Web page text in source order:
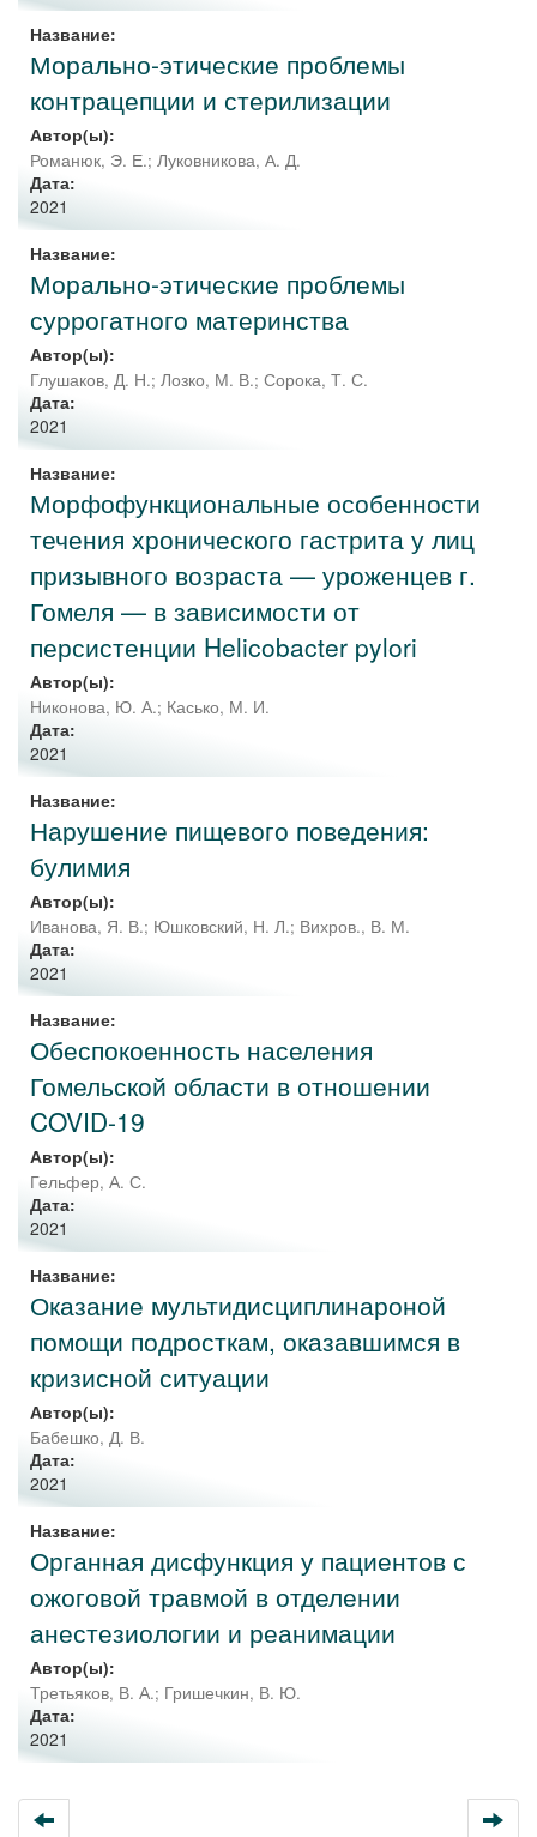
Название:
Морально-этические проблемы
контрацепции и стерилизации
Автор(ы):
Романюк, Э. Е.; Луковникова, А. Д.
Дата:
2021
Название:
Морально-этические проблемы
суррогатного материнства
Автор(ы):
Глушаков, Д. Н.; Лозко, М. В.; Сорока, Т. С.
Дата:
2021
Название:
Морфофункциональные особенности
течения хронического гастрита у лиц
призывного возраста — уроженцев г.
Гомеля — в зависимости от
персистенции Helicobacter pylori
Автор(ы):
Никонова, Ю. А.; Касько, М. И.
Дата:
2021
Название:
Нарушение пищевого поведения:
булимия
Автор(ы):
Иванова, Я. В.; Юшковский, Н. Л.; Вихров., В. М.
Дата:
2021
Название:
Обеспокоенность населения
Гомельской области в отношении
COVID-19
Автор(ы):
Гельфер, А. С.
Дата:
2021
Название:
Оказание мультидисциплинароной
помощи подросткам, оказавшимся в
кризисной ситуации
Автор(ы):
Бабешко, Д. В.
Дата:
2021
Название:
Органная дисфункция у пациентов с
ожоговой травмой в отделении
анестезиологии и реанимации
Автор(ы):
Третьяков, В. А.; Гришечкин, В. Ю.
Дата:
2021